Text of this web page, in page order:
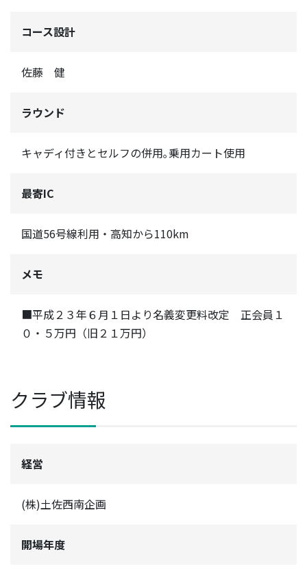
コース設計
佐藤 健
ラウンド
キャディ付きとセルフの併用｡乗用カート使用
最寄IC
国道56号線利用・高知から110km
メモ
■平成２３年６月１日より名義変更料改定 正会員１
０・５万円（旧２１万円）
クラブ情報
経営
(株)土佐西南企画
開場年度